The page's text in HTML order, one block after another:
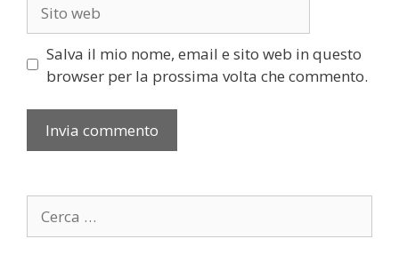
web
Salva il mio nome, email e sito web in questo
browser per la prossima volta che commento.
per: